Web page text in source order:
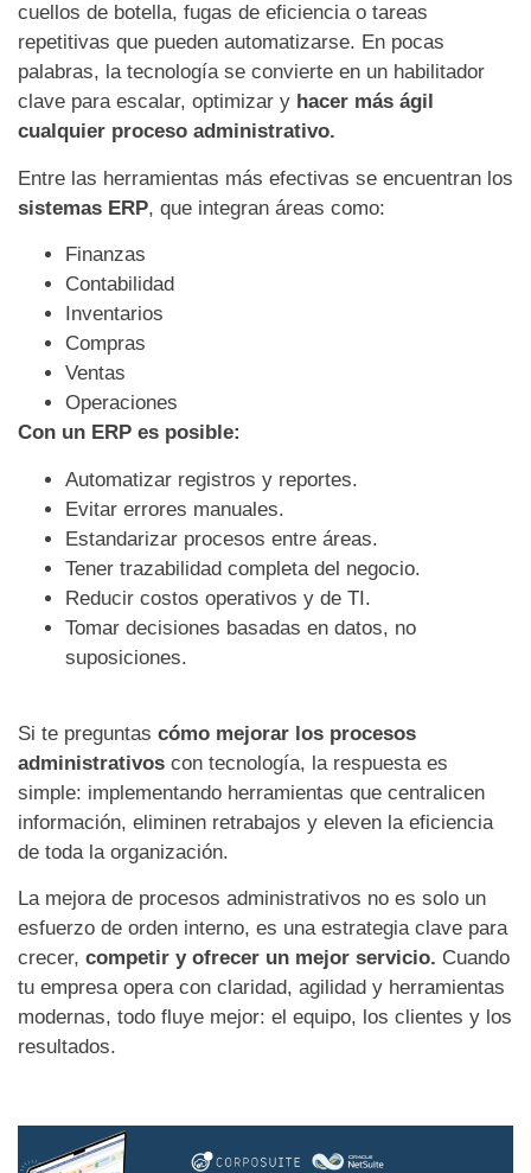
cuellos de botella, fugas de eficiencia o tareas
repetitivas que pueden automatizarse. En pocas
palabras, la tecnología se convierte en un habilitador
clave para escalar, optimizar y hacer más ágil
cualquier proceso administrativo.
Entre las herramientas más efectivas se encuentran los
sistemas ERP, que integran áreas como:
Finanzas
Contabilidad
Inventarios
Compras
Ventas
Operaciones
Con un ERP es posible:
Automatizar registros y reportes.
Evitar errores manuales.
Estandarizar procesos entre áreas.
Tener trazabilidad completa del negocio.
Reducir costos operativos y de TI.
Tomar decisiones basadas en datos, no
suposiciones.
Si te preguntas cómo mejorar los procesos
administrativos con tecnología, la respuesta es
simple: implementando herramientas que centralicen
información, eliminen retrabajos y eleven la eficiencia
de toda la organización.
La mejora de procesos administrativos no es solo un
esfuerzo de orden interno, es una estrategia clave para
crecer, competir y ofrecer un mejor servicio. Cuando
tu empresa opera con claridad, agilidad y herramientas
modernas, todo fluye mejor: el equipo, los clientes y los
resultados.